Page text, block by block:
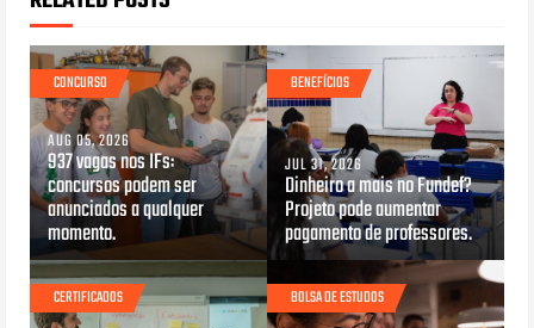
CONCURSO
AUG 05, 2026
937 vagas nos IFs:
concursos podem ser
anunciados a qualquer
momento.
BENEFÍCIOS
JUL 31, 2026
Dinheiro a mais no Fundef?
Projeto pode aumentar
pagamento de professores.
CERTIFICADOS BOLSA DE ESTUDOS